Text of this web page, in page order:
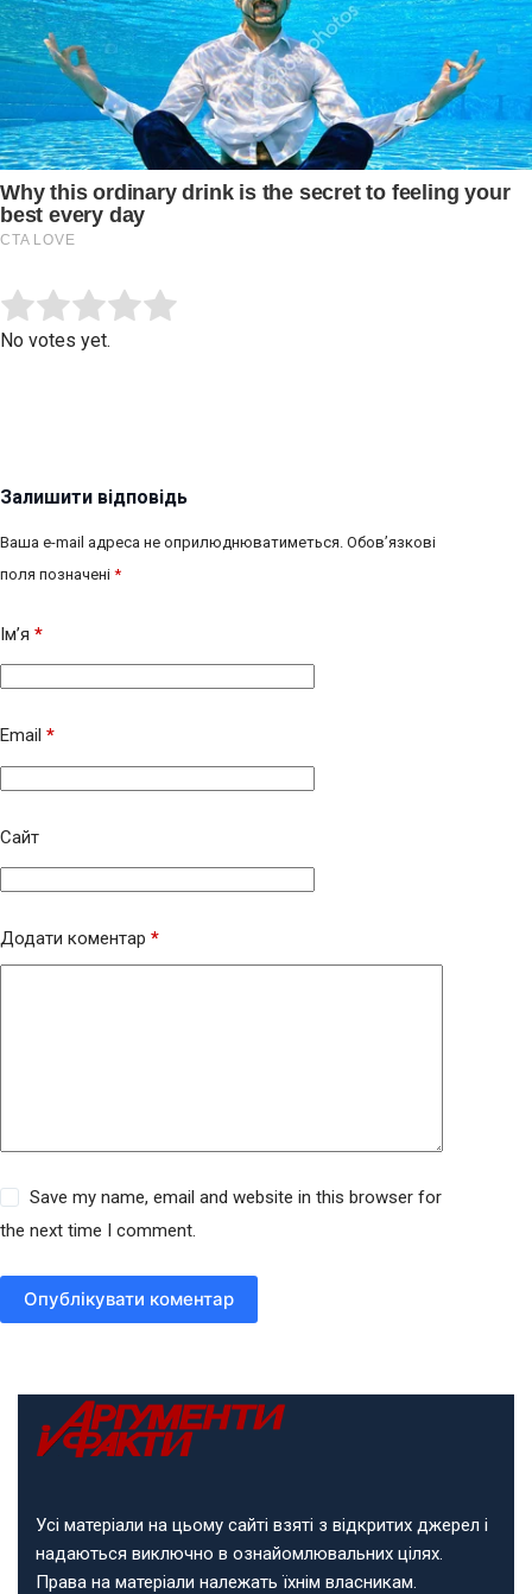
Rate this item:
No votes yet.
Залишити відповідь
Ваша e-mail адреса не оприлюднюватиметься. Обов’язкові
поля позначені *
Ім’я *
Email *
Сайт
Додати коментар *
Save my name, email and website in this browser for
the next time I comment.
Опублікувати коментар
Усі матеріали на цьому сайті взяті з відкритих джерел і
надаються виключно в ознайомлювальних цілях.
Права на матеріали належать їхнім власникам.